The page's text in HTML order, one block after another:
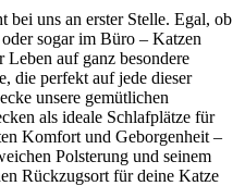
bei uns an erster Stelle. Egal, ob
sogar im Büro – Katzen
Leben auf ganz besondere
die perfekt auf jede dieser
unsere gemütlichen
als ideale Schlafplätze für
Komfort und Geborgenheit –
Polsterung und seinem
Rückzugsort für deine Katze